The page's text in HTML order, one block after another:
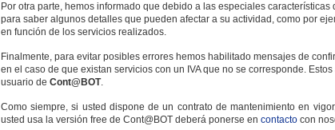
Por otra parte, hemos informado que debido a las especiales
para saber algunos detalles que pueden afectar a su actividad, como por
en función de los servicios realizados.
Finalmente, para evitar posibles errores hemos habilitado mensajes de
en el caso de que existan servicios con un IVA que no se corresponde.
usuario de Cont@BOT.
Como siempre, si usted dispone de un contrato de mantenimiento en
usted usa la versión free de Cont@BOT deberá ponerse en contacto con